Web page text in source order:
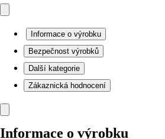
Informace o výrobku
Bezpečnost výrobků
Další kategorie
Zákaznická hodnocení
Informace o výrobku